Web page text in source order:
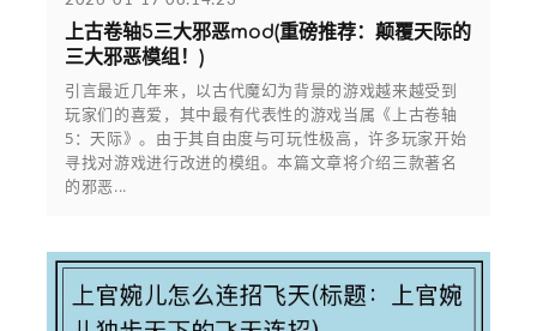
上古卷轴5三大邪恶mod(重磅推荐：颠覆天际的
三大邪恶模组！)
引言最近几年来，以古代魔幻为背景的游戏越来越受到
玩家们的喜爱，其中最有代表性的游戏当属《上古卷轴
5：天际》。由于其自由度与可玩性极高，许多玩家开始
寻找对游戏进行改进的模组。本篇文章将介绍三款著名
的邪恶...